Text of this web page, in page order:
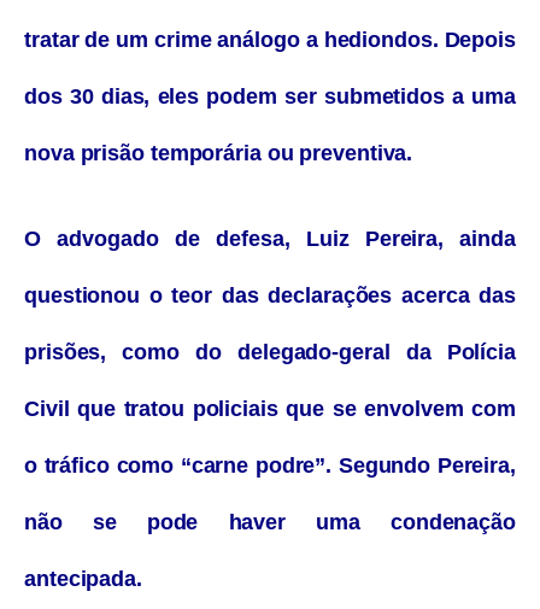
tratar de um crime análogo a hediondos. Depois
dos 30 dias, eles podem ser submetidos a uma
nova prisão temporária ou preventiva.
O advogado de defesa, Luiz Pereira, ainda
questionou o teor das declarações acerca das
prisões, como do delegado-geral da Polícia
Civil que tratou policiais que se envolvem com
o tráfico como “carne podre”. Segundo Pereira,
não se pode haver uma condenação
antecipada.